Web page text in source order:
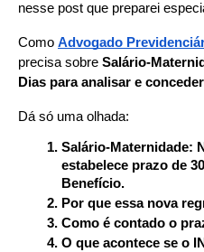
nesse post que preparei
Como Advogado
precisa sobre Salário-
Dias para analisar e
Dá só uma olhada:
Salário-Maternidade:
estabelece prazo de
Benefício.
Por que essa nova
Como é contado o
O que acontece se o